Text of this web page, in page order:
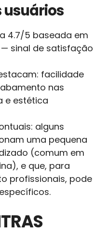
usuários
4.7/5 baseada em
sinal de satisfação
facilidade
nas
e estética
alguns
uma pequena
(comum em
e que, para
profissionais, pode